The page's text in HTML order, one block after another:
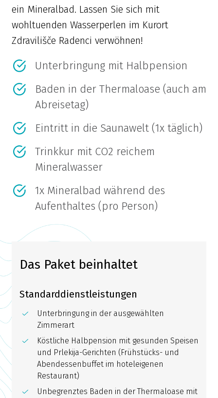
ein Mineralbad. Lassen Sie sich mit
wohltuenden Wasserperlen im Kurort
Zdravilišče Radenci verwöhnen!
Unterbringung mit Halbpension
Baden in der Thermaloase (auch am
Abreisetag)
Eintritt in die Saunawelt (1x täglich)
Trinkkur mit CO2 reichem
Mineralwasser
1x Mineralbad während des
Aufenthaltes (pro Person)
Das Paket beinhaltet
Standarddienstleistungen
Unterbringung in der ausgewählten
Zimmerart
Köstliche Halbpension mit gesunden Speisen
und Prlekija-Gerichten (Frühstücks- und
Abendessenbuffet im hoteleigenen
Restaurant)
Unbegrenztes Baden in der Thermaloase mit